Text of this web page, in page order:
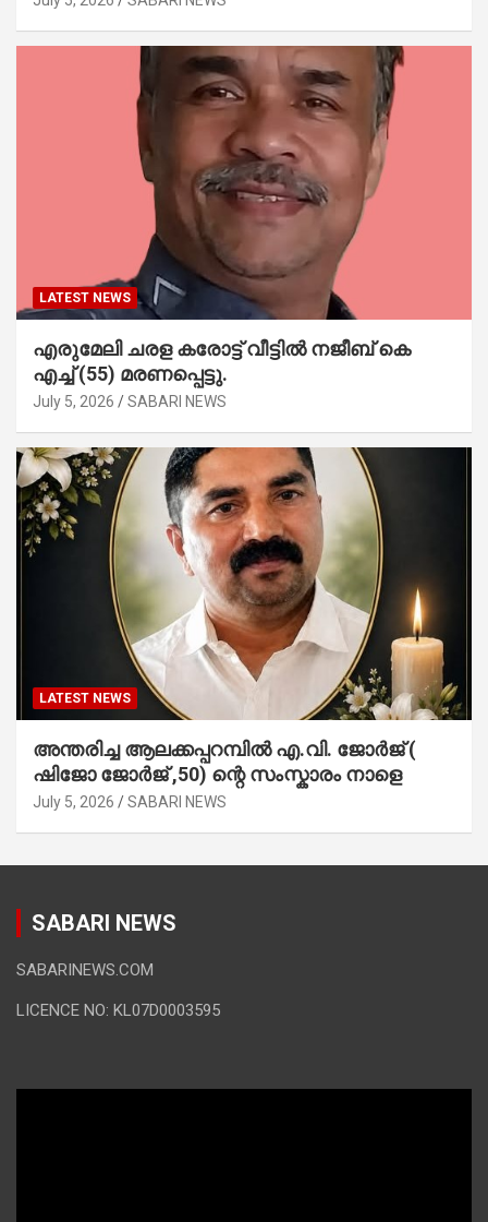
LATEST NEWS
എരുമേലി ചരള കരോട്ട് വീട്ടിൽ നജീബ് കെ
എച്ച് (55) മരണപ്പെട്ടു.
July 5, 2026 SABARI NEWS
LATEST NEWS
അന്തരിച്ച ആ​ല​ക്ക​പ്പ​റമ്പിൽ​ എ.​വി. ജോ​ർ​ജ് (
ഷിജോ ജോർജ് ,50) ന്റെ സംസ്കാരം നാളെ
July 5, 2026 SABARI NEWS
SABARI NEWS
SABARINEWS.COM
LICENCE NO: KL07D0003595